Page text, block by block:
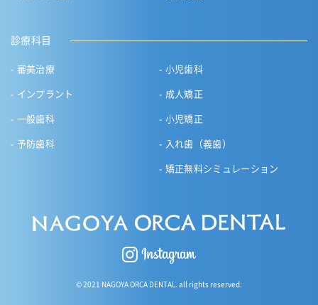
診療科目
審美治療
インプラント
一般歯科
予防歯科
小児歯科
成人矯正
小児矯正
入れ歯（義歯）
矯正無料シミュレーション
© 2021 NAGOYA ORCA DENTAL. all rights reserved.